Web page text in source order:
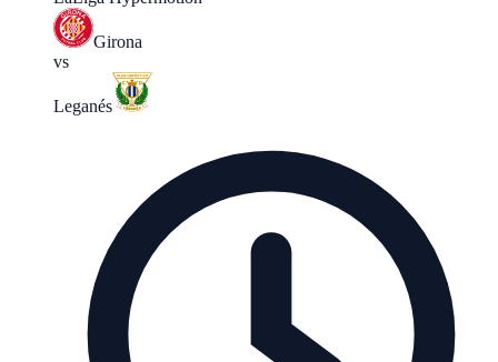
Girona
vs
Leganés